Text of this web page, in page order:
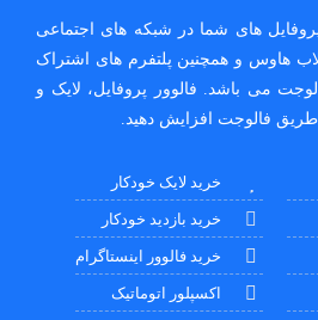
های شما در شبکه های اجتماعی
کلاب هاوس و همچنین پلتفرم های اشتراک
می باشد. فالوور پروفایل، لایک و
طریق فالوجت افزایش دهید.
خرید لایک خودکار
خرید بازدید خودکار
خرید فالوور اینستاگرام
اکسپلور اتوماتیک